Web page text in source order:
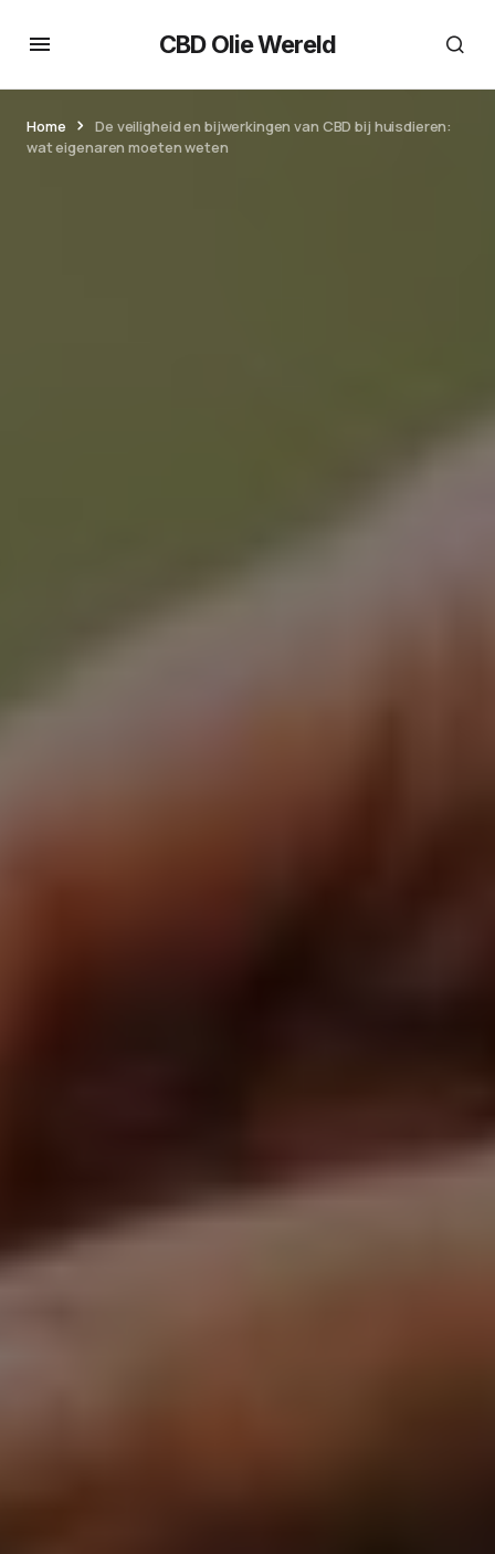
CBD Olie Wereld
Home
De veiligheid en bijwerkingen van CBD bij huisdieren:
wat eigenaren moeten weten